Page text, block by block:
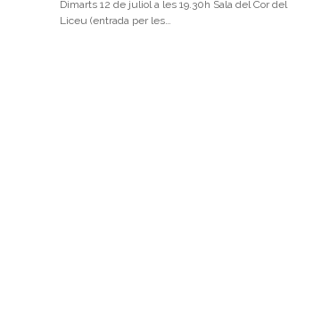
Dimarts 12 de juliol a les 19.30h Sala del Cor del
Liceu (entrada per les…